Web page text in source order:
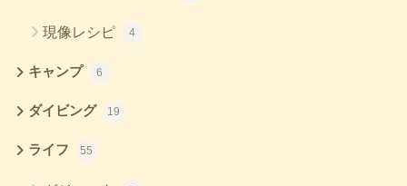
現像レシピ 4
キャンプ 6
ダイビング 19
ライフ 55